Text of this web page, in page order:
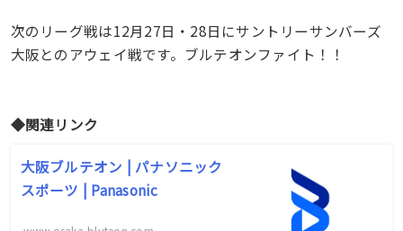
次のリーグ戦は12月27日・28日にサントリーサンバーズ
大阪とのアウェイ戦です。ブルテオンファイト！！
◆関連リンク
大阪ブルテオン | パナソニック
スポーツ | Panasonic